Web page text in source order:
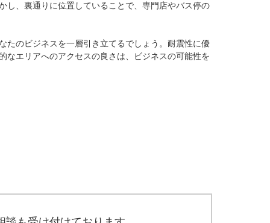
し、裏通りに位置していることで、専門店やバス停の
たのビジネスを一層引き立てるでしょう。耐震性に優
なエリアへのアクセスの良さは、ビジネスの可能性を